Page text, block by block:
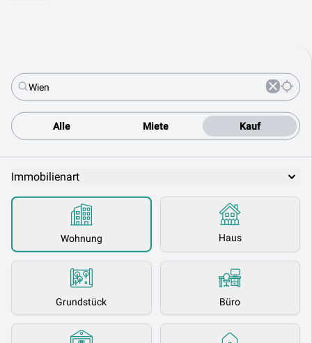
Alle Miete Kauf
Immobilienart
Wohnung Haus
Grundstück Büro